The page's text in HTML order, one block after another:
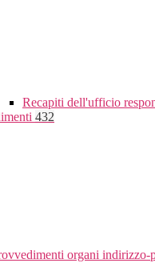
Recapiti dell'ufficio
432
organi indirizzo-